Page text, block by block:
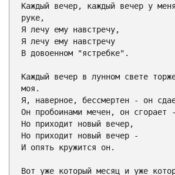
Каждый вечер, каждый вечер у
руке,
Я лечу ему навстречу,
Я лечу ему навстречу
В довоенном "ястребке".
Каждый вечер в лунном свете
моя.
Я, наверное, бессмертен - он
Он пробоинами мечен, он сгорает
Но приходит новый вечер,
Но приходит новый вечер -
И опять кружится он.
Вот уже который месяц и уже